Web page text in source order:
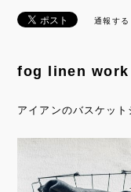
通報する
fog linen work
アイアンのバスケット